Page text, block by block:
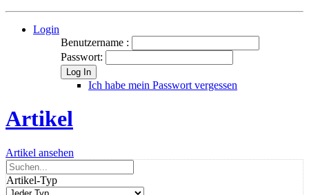
Login
Benutzername :
Passwort:
Log In
Ich habe mein Passwort vergessen
Artikel
Artikel ansehen
Artikel-Typ